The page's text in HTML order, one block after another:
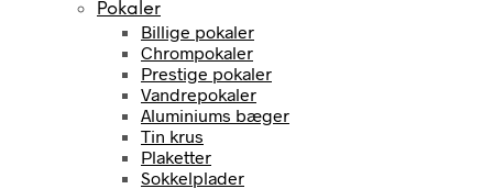
Pokaler
Billige pokaler
Chrompokaler
Prestige pokaler
Vandrepokaler
Aluminiums bæger
Tin krus
Plaketter
Sokkelplader